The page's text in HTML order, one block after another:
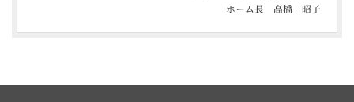
ホーム長 高橋 昭子